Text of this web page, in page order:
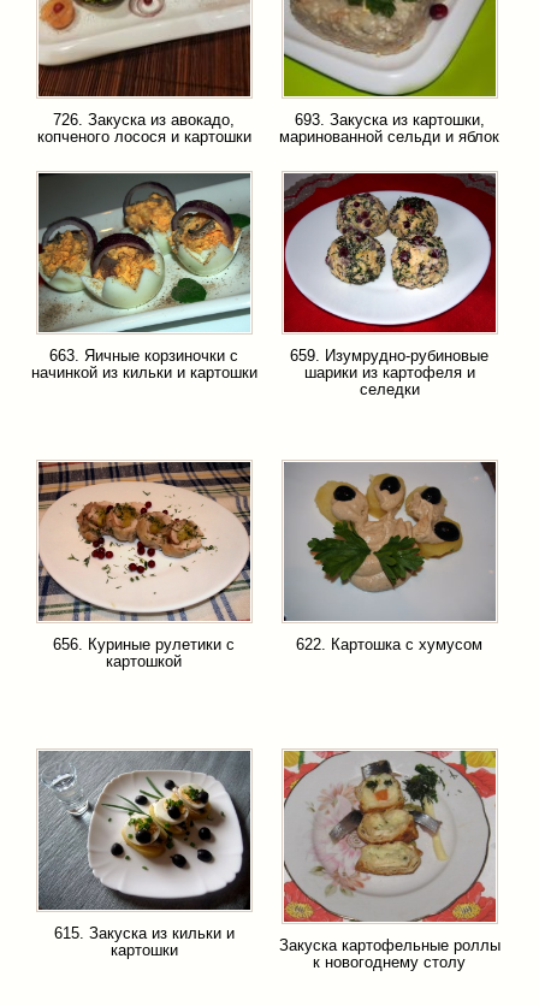
726. Закуска из авокадо,
копченого лосося и картошки
693. Закуска из картошки,
маринованной сельди и яблок
663. Яичные корзиночки с
начинкой из кильки и картошки
659. Изумрудно-рубиновые
шарики из картофеля и
селедки
656. Куриные рулетики с
картошкой
622. Картошка с хумусом
615. Закуска из кильки и
картошки
Закуска картофельные роллы
к новогоднему столу